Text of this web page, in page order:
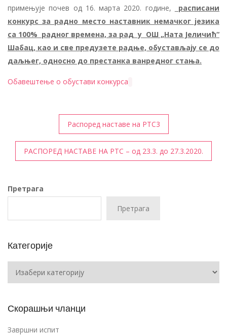
примењује почев од 16. марта 2020. године,
расписани
конкурс за радно место наставник немачког језика
са 100% радног времена, за рад у ОШ „Ната Јеличић“
Шабац, као и све предузете радње, обустављају се до
даљњег, односно до престанка ванредног стања.
Обавештење о обустави конкурса
Кретање
чланка
Распоред наставе на РТС3
РАСПОРЕД НАСТАВЕ НА РТС – од 23.3. до 27.3.2020.
Претрага
Претрага
Категорије
Скорашњи чланци
Завршни испит